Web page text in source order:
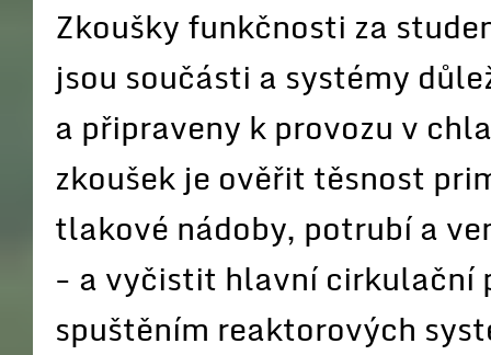
Zkoušky funkčnosti za
jsou součásti a systémy
a připraveny k provozu v
zkoušek je ověřit těsnost
tlakové nádoby, potrubí a
- a vyčistit hlavní cirkulační
spuštěním reaktorových